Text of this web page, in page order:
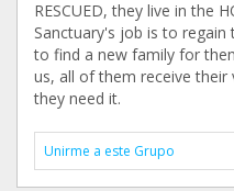
RESCUED, they live in the
Sanctuary's job is to
to find a new family for
us, all of them receive their
they need it.
Unirme a este Grupo